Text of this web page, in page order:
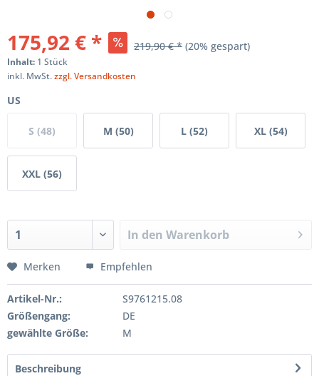
175,92 € * 219,90 € * (20% gespart)
Inhalt: 1 Stück
inkl. MwSt.zzgl. Versandkosten
US
S (48) M (50) L (52) XL (54)
XXL (56)
In den Warenkorb
Merken Empfehlen
Artikel-Nr.:
S9761215.08
Größengang:
DE
gewählte Größe:
M
Beschreibung